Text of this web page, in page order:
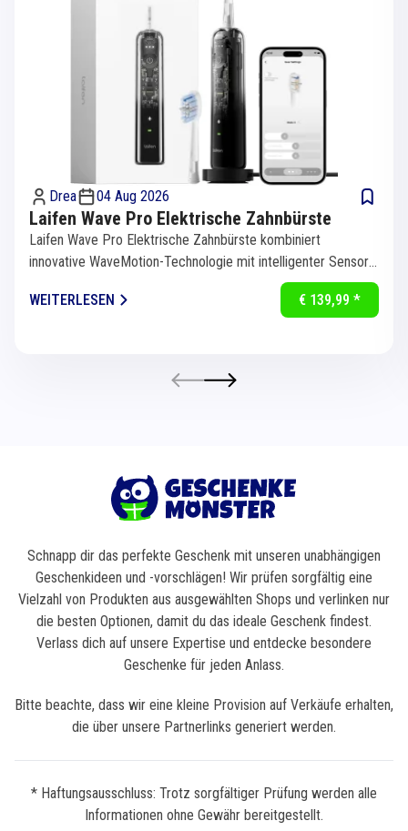
Drea 04 Aug 2026
Laifen Wave Pro Elektrische Zahnbürste
Laifen Wave Pro Elektrische Zahnbürste kombiniert
innovative WaveMotion-Technologie mit intelligenter Sensorik
WEITERLESEN
€ 139,99 *
Schnapp dir das perfekte Geschenk mit unseren unabhängigen
Geschenkideen und -vorschlägen! Wir prüfen sorgfältig eine
Vielzahl von Produkten aus ausgewählten Shops und verlinken nur
die besten Optionen, damit du das ideale Geschenk findest.
Verlass dich auf unsere Expertise und entdecke besondere
Geschenke für jeden Anlass.
Bitte beachte, dass wir eine kleine Provision auf Verkäufe erhalten,
die über unsere Partnerlinks generiert werden.
* Haftungsausschluss: Trotz sorgfältiger Prüfung werden alle
Informationen ohne Gewähr bereitgestellt.